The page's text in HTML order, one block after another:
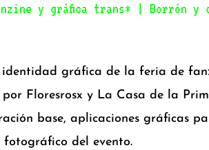
y gráfica trans* | Borrón y
gráfica de la feria de
Floresrosx y La Casa de la
base, aplicaciones gráficas
fotográfico del evento.